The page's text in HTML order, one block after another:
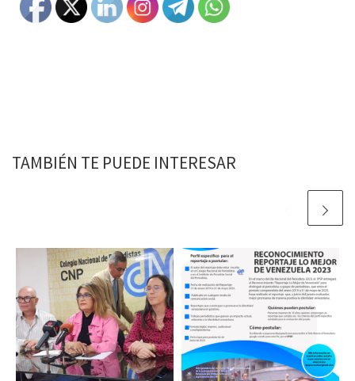
TAMBIÉN TE PUEDE INTERESAR